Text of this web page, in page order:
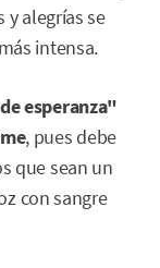
y alegrías se
intensa.
esperanza"
, pues debe
que sean un
con sangre